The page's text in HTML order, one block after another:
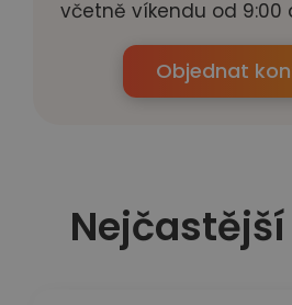
včetně víkendu od 9:00
Objednat